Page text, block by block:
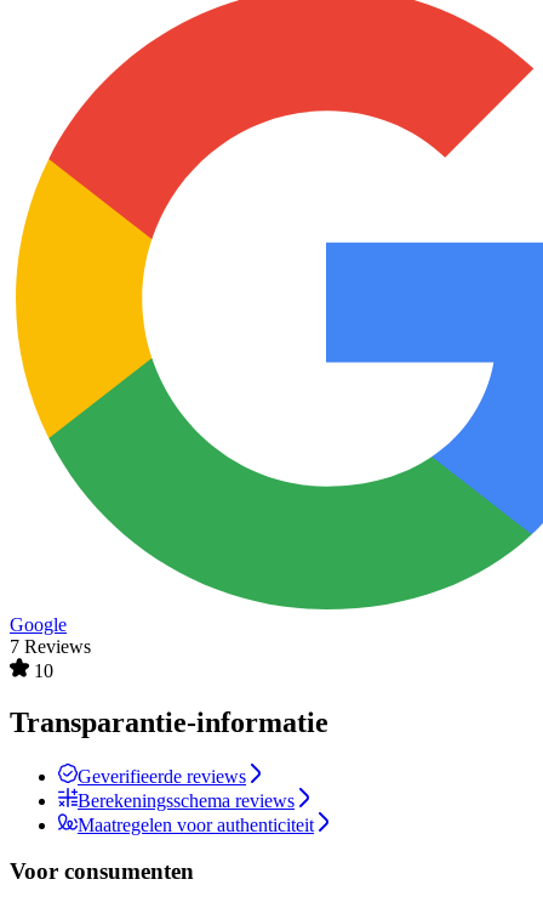
Google
7 Reviews
10
Transparantie-informatie
Geverifieerde reviews
Berekeningsschema reviews
Maatregelen voor authenticiteit
Voor consumenten